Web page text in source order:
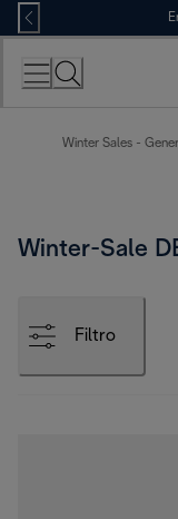
Skip
to
Content
Winter Sales -
Winter-Sale
Filtro